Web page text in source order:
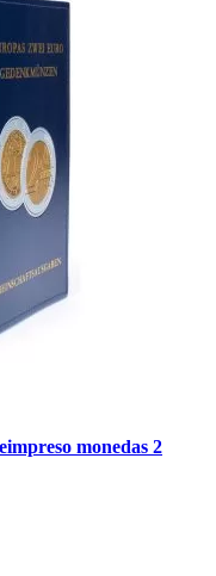
monedas 2